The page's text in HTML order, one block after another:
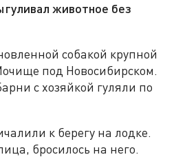
животное без
собакой крупной
под Новосибирском.
с хозяйкой гуляли по
к берегу на лодке.
бросилось на него.